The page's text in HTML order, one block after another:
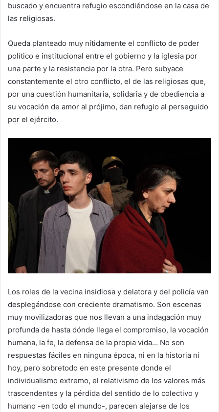
buscado y encuentra refugio escondiéndose en la casa de
las religiosas.
Queda planteado muy nítidamente el conflicto de poder
político e institucional entre el gobierno y la iglesia por
una parte y la resistencia por la otra. Pero subyace
constantemente el otro conflicto, el de las religiosas que,
por una cuestión humanitaria, solidaria y de obediencia a
su vocación de amor al prójimo, dan refugio al perseguido
por el ejército.
Los roles de la vecina insidiosa y delatora y del policía van
desplegándose con creciente dramatismo. Son escenas
muy movilizadoras que nos llevan a una indagación muy
profunda de hasta dónde llega el compromiso, la vocación
humana, la fe, la defensa de la propia vida… No son
respuestas fáciles en ninguna época, ni en la historia ni
hoy, pero sobretodo en este presente donde el
individualismo extremo, el relativismo de los valores más
trascendentes y la pérdida del sentido de lo colectivo y
humano -en todo el mundo-, parecen alejarse de los